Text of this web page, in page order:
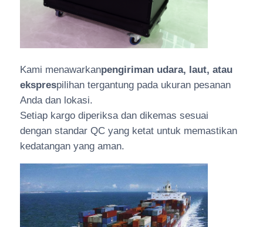
Kami menawarkanpengiriman udara, laut, atau
eksprespilihan tergantung pada ukuran pesanan
Anda dan lokasi.
Setiap kargo diperiksa dan dikemas sesuai
dengan standar QC yang ketat untuk memastikan
kedatangan yang aman.